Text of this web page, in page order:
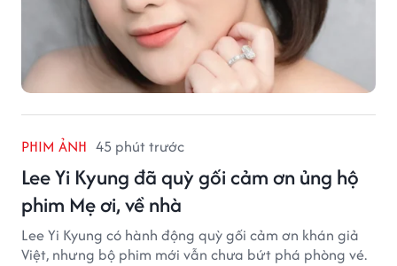
PHIM ẢNH 45 phút trước
Lee Yi Kyung đã quỳ gối cảm ơn ủng hộ
phim Mẹ ơi, về nhà
Lee Yi Kyung có hành động quỳ gối cảm ơn khán giả
Việt, nhưng bộ phim mới vẫn chưa bứt phá phòng vé.